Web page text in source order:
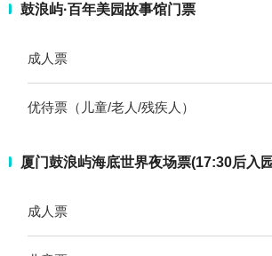
鼓浪屿·百年美园故事馆门票
成人票
优待票（儿童/老人/残疾人）
厦门鼓浪屿海底世界夜场票(17:30后入
成人票